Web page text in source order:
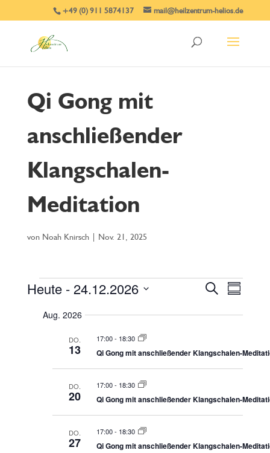
+49 (0) 911 5874137 mail@heilzentrum-helios.de
Qi Gong mit
anschließender
Klangschalen-
Meditation
von Noah Knirsch| Nov. 21, 2025
Veranstaltungen
V
r
s
t
l
t
n
S
V
e
a
s
Z
s
m
a
s
n
Heute - 24.12.2026
Aug. 2026
DO.
13
17:00- 18:30
Qi Gong mit anschließender Klangschalen-
DO.
20
17:00- 18:30
Qi Gong mit anschließender Klangschalen-
DO.
27
17:00- 18:30
Qi Gong mit anschließender Klangschalen-